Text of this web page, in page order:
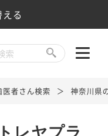
る
医者さん検索 神奈川県
レヤプラ